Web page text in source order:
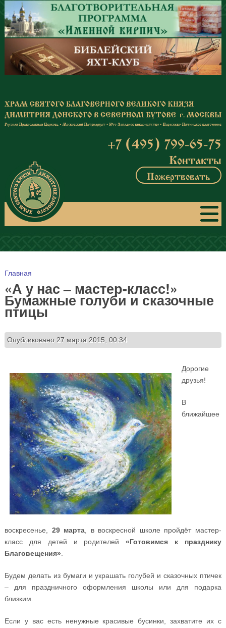
Перейти к основному содержанию
+7 (495) 799-65-75
Контакты
Пожертвовать
Вы здесь
Главная
«А у нас – мастер-класс!»
Бумажные голуби и сказочные
птицы
Опубликовано 27 марта 2015, 00:34
Дорогие
друзья!
В
ближайшее
воскресенье, 29 марта , в воскресной школе пройдёт мастер-
класс для детей и родителей«Готовимся к празднику
Благовещения»
Будем делать из бумаги и украшать голубей и сказочных птичек
– для праздничного оформления школы или для подарка
близким.
Если у вас есть ненужные красивые бусинки, захватите их с